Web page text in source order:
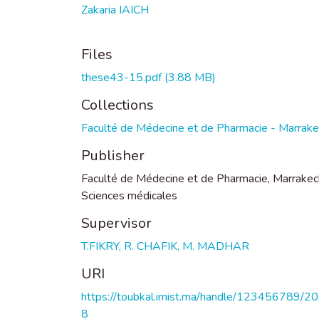
Zakaria IAICH
Files
these43-15.pdf(3.88 MB)
Collections
Faculté de Médecine et de Pharmacie -
Publisher
Faculté de Médecine et de Pharmacie,
Sciences médicales
Supervisor
T.FIKRY, R. CHAFIK, M. MADHAR
URI
https://toubkal.imist.ma/handle/123456789/
8